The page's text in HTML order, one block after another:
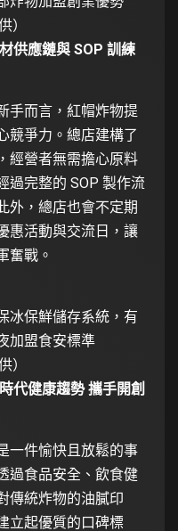
）
供應鏈與 SOP 訓練
手而言，紅帽炸物提
競爭力。總店建構了
經營者無需擔心原料
過完整的 SOP 製作流
外，總店也會不定期
惠活動與交流日，讓
奮戰。
冰保鮮儲存系統，有
加盟食安標準
）
代健康趨勢 攜手開創
一件愉快且放鬆的事
過食品安全、飲食健
傳統炸物的油膩印
立起優質的口碑標